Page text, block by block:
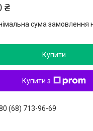
₴
сума замовлення
Купити
Купити з
(68) 713-96-69